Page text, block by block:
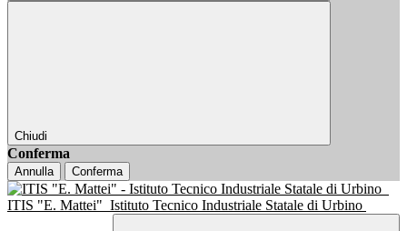
Chiudi
Conferma
Annulla Conferma
ITIS "E. Mattei" Istituto Tecnico Industriale Statale di Urbino